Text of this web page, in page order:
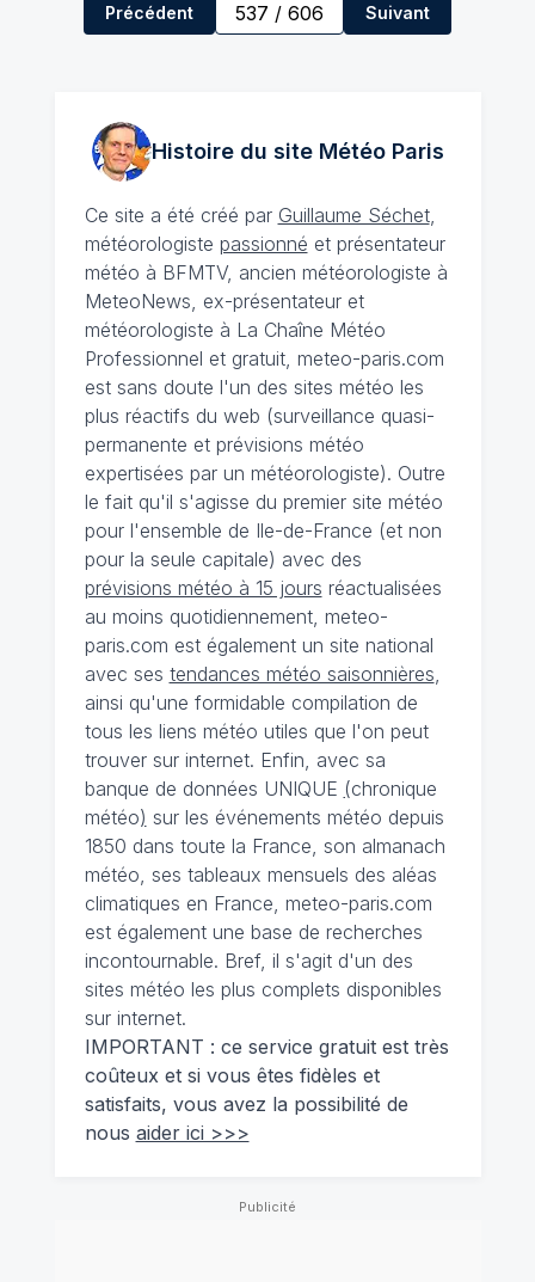
Précédent 537 / 606 Suivant
Histoire du site MétéoParis
Ce site a été créé par Guillaume Séchet,
météorologiste passionné et présentateur
météo à BFMTV, ancien météorologiste à
MeteoNews, ex-présentateur et
météorologiste à La Chaîne Météo
Professionnel et gratuit, meteo-paris.com
est sans doute l'un des sites météo les
plus réactifs du web (surveillance quasi-
permanente et prévisions météo
expertisées par un météorologiste). Outre
le fait qu'il s'agisse du premier site météo
pour l'ensemble de Ile-de-France (et non
pour la seule capitale) avec des
prévisions météo à 15 jours réactualisées
au moins quotidiennement, meteo-
paris.com est également un site national
avec ses tendances météo saisonnières,
ainsi qu'une formidable compilation de
tous les liens météo utiles que l'on peut
trouver sur internet. Enfin, avec sa
banque de données UNIQUE (chronique
météo) sur les événements météo depuis
1850 dans toute la France, son almanach
météo, ses tableaux mensuels des aléas
climatiques en France, meteo-paris.com
est également une base de recherches
incontournable. Bref, il s'agit d'un des
sites météo les plus complets disponibles
sur internet.
IMPORTANT : ce service gratuit est très
coûteux et si vous êtes fidèles et
satisfaits, vous avez la possibilité de
nous aider ici >>>